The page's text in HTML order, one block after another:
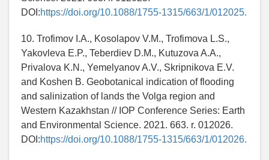
DOI:https://doi.org/10.1088/1755-1315/663/1/012025.
10. Trofimov I.A., Kosolapov V.M., Trofimova L.S.,
Yakovleva E.P., Teberdiev D.M., Kutuzova A.A.,
Privalova K.N., Yemelyanov A.V., Skripnikova E.V.
and Koshen B. Geobotanical indication of flooding
and salinization of lands the Volga region and
Western Kazakhstan // IOP Conference Series: Earth
and Environmental Science. 2021. 663. r. 012026.
DOI:https://doi.org/10.1088/1755-1315/663/1/012026.